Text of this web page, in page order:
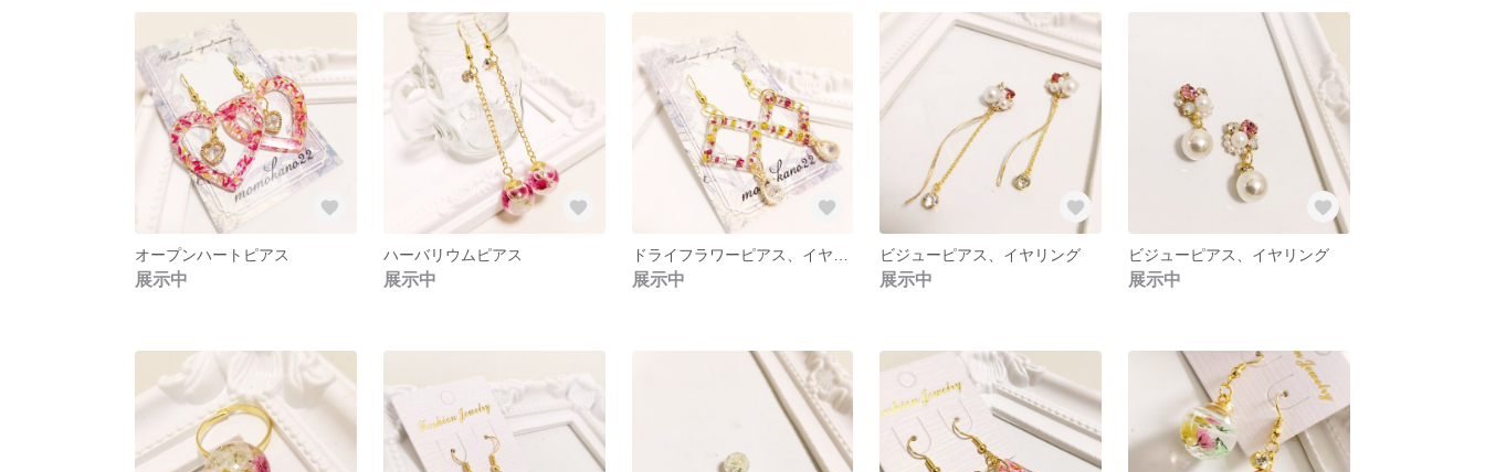
オープンハートピアス
展示中
ハーバリウムピアス
展示中 展示中
ビジューピアス、イヤリング
展示中
ビジューピアス、イヤリング
展示中